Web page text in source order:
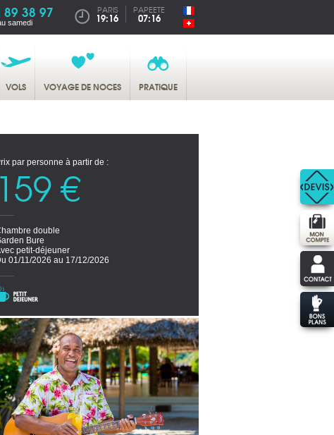
38 97
samedi
PARIS
19:16
PAPEETE
07:16
VOLS VOYAGE DE NOCES PRATIQUE
par personne à partir de :
159 €
double
Bure
petit-déjeuner
01/11/2026 au 17/12/2026